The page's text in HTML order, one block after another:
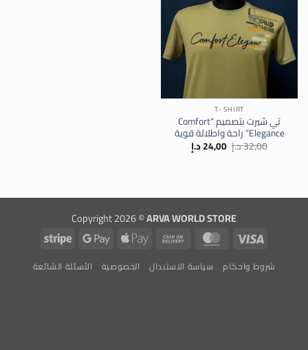
T- SHIRT
تي شيرت بتصميم “Comfort
Elegance” راحة واطلالة قوية
32,00د.إ السعر
الأصلي
24,00د.إالحالي
Copyright 2026 ©ARVA WORLD STORE
MasterCard
Cash
Delivery
Apple
Google
Stripe
شروط واحكام سياسة الاستبدال الخصوصية الأسئلة الشائعة